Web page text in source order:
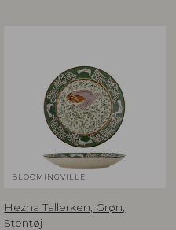
BLOOMINGVILLE
Hezha Tallerken, Grøn,
Stentøj